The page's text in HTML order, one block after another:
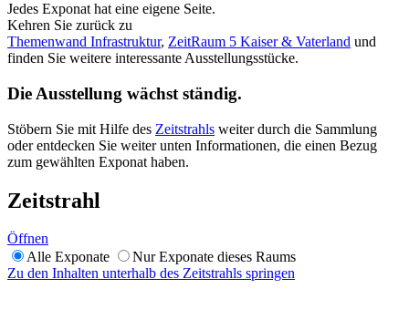
Jedes Exponat hat eine eigene Seite.
Kehren Sie zurück zu
Themenwand Infrastruktur, ZeitRaum 5 Kaiser & Vaterland und
finden Sie weitere interessante Ausstellungsstücke.
Die Ausstellung wächst ständig.
Stöbern Sie mit Hilfe des Zeitstrahls weiter durch die Sammlung
oder entdecken Sie weiter unten Informationen, die einen Bezug
zum gewählten Exponat haben.
Zeitstrahl
Öffnen
Alle Exponate
Nur Exponate dieses Raums
Zu den Inhalten unterhalb des Zeitstrahls springen